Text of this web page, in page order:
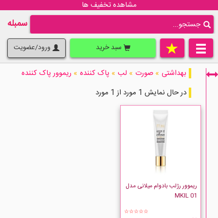
مشاهده تخفیف ها
سمبله
سبد خرید ورود/عضویت
فقط نمایش کالاهای موجود
بهداشتی » صورت » لب » پاک کننده » ریموور پاک کننده
در حال نمایش 1 مورد از 1 مورد
ریموور رژلب بادوام میلانی مدل
MKIL 01
☆☆☆☆☆